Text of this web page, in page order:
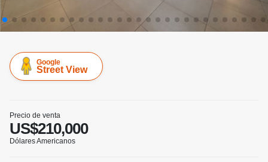
Google
Street View
Precio de venta
US$210,000
Dólares Americanos